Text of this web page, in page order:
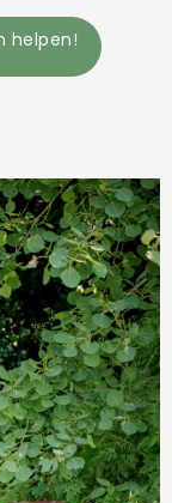
helpen!